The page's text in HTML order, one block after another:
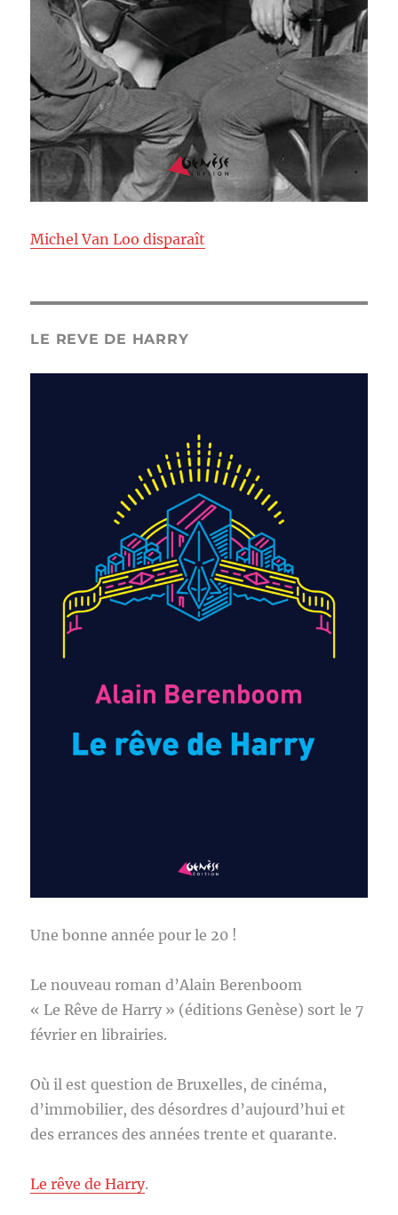
Michel Van Loo disparaît
LE REVE DE HARRY
Une bonne année pour le 20 !
Le nouveau roman d’Alain Berenboom
« Le Rêve de Harry » (éditions Genèse) sort le 7
février en librairies.
Où il est question de Bruxelles, de cinéma,
d’immobilier, des désordres d’aujourd’hui et
des errances des années trente et quarante.
Le rêve de Harry.